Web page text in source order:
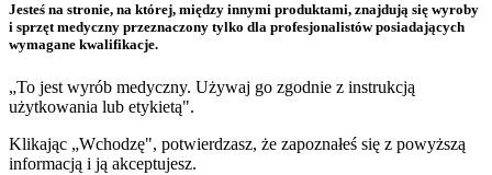
Jesteś na stronie, na której, między innymi produktami, znajdują się wyroby
i sprzęt medyczny przeznaczony tylko dla profesjonalistów posiadających
wymagane kwalifikacje.
„To jest wyrób medyczny. Używaj go zgodnie z instrukcją
użytkowania lub etykietą".
Klikając „Wchodzę", potwierdzasz, że zapoznałeś się z powyższą
informacją i ją akceptujesz.